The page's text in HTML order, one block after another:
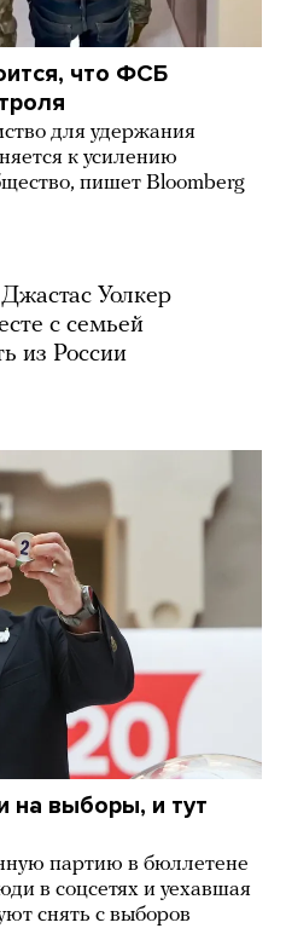
что ФСБ
для удержания
к усилению
пишет Bloomberg
Уолкер
с семьей
из России
на выборы, и тут
партию в бюллетене
в соцсетях и уехавшая
снять с выборов